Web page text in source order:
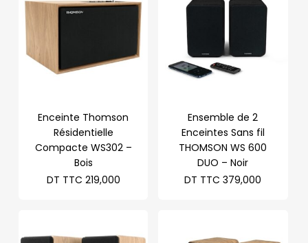
Enceinte Thomson
Résidentielle
Compacte WS302 –
Bois
DT TTC 219,000
Ensemble de 2
Enceintes Sans fil
THOMSON WS 600
DUO – Noir
DT TTC 379,000